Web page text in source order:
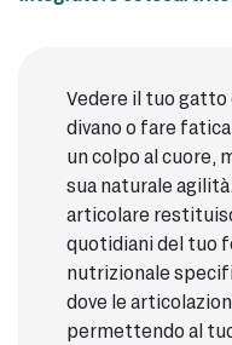
Vedere il tuo
divano o fare
un colpo al cuore,
sua naturale
articolare
quotidiani del tuo
nutrizionale
dove le
permettendo al